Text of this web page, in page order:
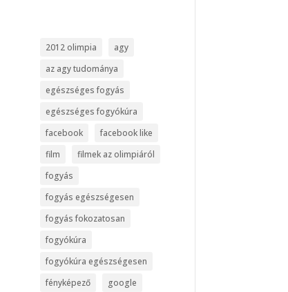
2012 olimpia
agy
az agy tudománya
egészséges fogyás
egészséges fogyókúra
facebook
facebook like
film
filmek az olimpiáról
fogyás
fogyás egészségesen
fogyás fokozatosan
fogyókúra
fogyókúra egészségesen
fényképező
google